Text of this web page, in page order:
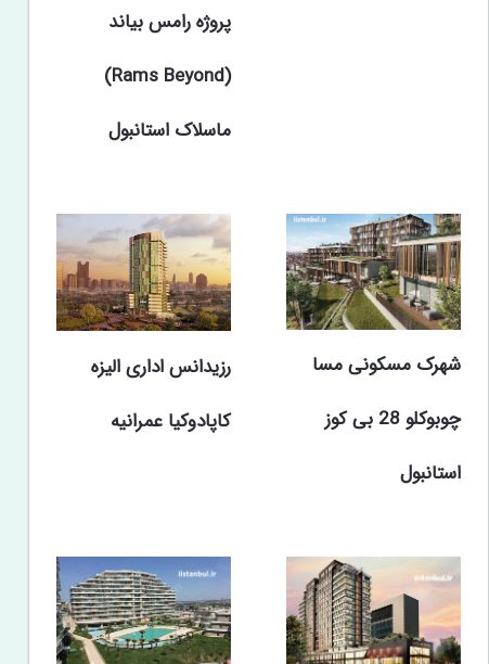
پروژه رامس بیاند
(Rams Beyond)
ماسلاک استانبول
شهرک مسکونی مسا
چوبوکلو 28 بی کوز
استانبول
رزیدانس اداری الیزه
کاپادوکیا عمرانیه